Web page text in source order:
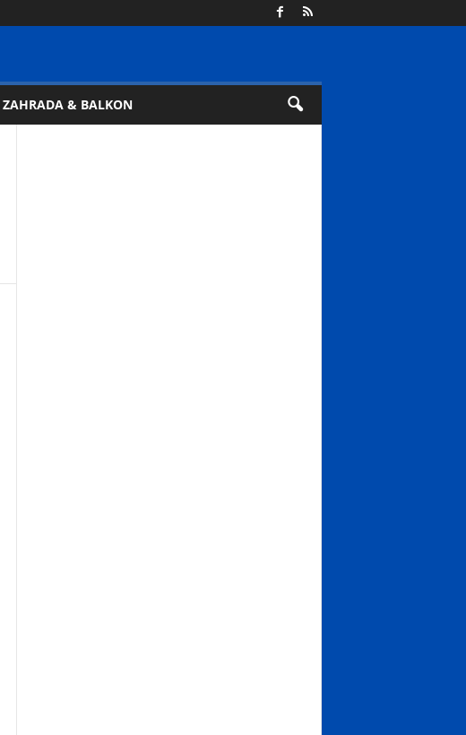
ZAHRADA & BALKON